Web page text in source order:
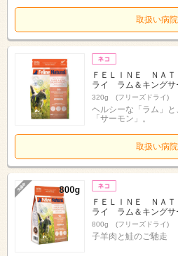
取扱い病院
ＦＥＬＩＮＥ ＮＡ
ライ ラム＆キングサ
320g (フリーズドライ)
ヘルシーな「ラム」
「サーモン」。
取扱い病院
ＦＥＬＩＮＥ ＮＡ
ライ ラム＆キングサ
800g (フリーズドライ)
子羊肉と鮭のご馳走